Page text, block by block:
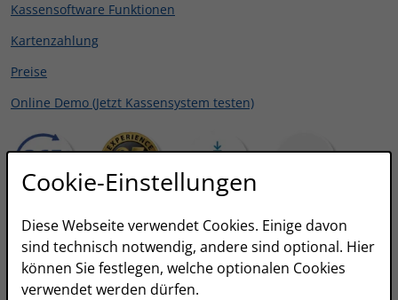
Kassensoftware Funktionen
Kartenzahlung
Preise
Online Demo (Jetzt Kassensystem testen)
Branchen
Gastronomie
Cookie-Einstellungen
Diese Webseite verwendet Cookies. Einige davon
sind technisch notwendig, andere sind optional. Hier
können Sie festlegen, welche optionalen Cookies
verwendet werden dürfen.